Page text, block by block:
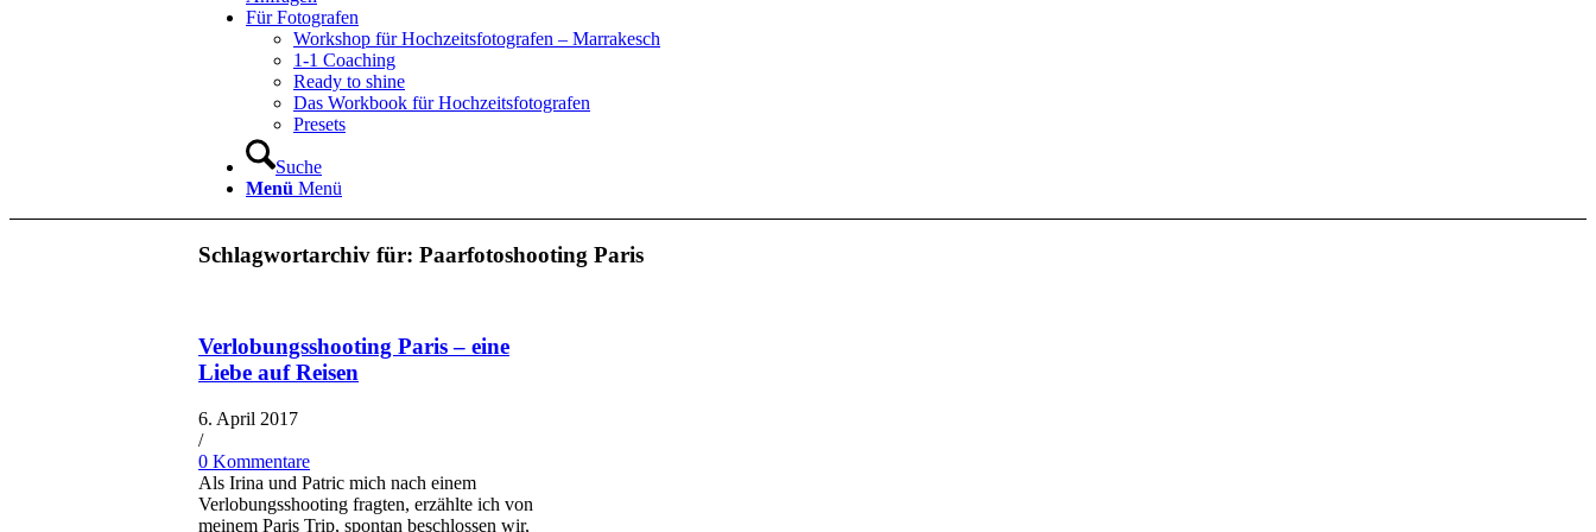
Für Fotografen
Workshop für Hochzeitsfotografen – Marrakesch
1-1 Coaching
Ready to shine
Das Workbook für Hochzeitsfotografen
Presets
Suche
Menü Menü
Schlagwortarchiv für: Paarfotoshooting Paris
Verlobungsshooting Paris – eine
Liebe auf Reisen
6. April 2017
/
0 Kommentare
Als Irina und Patric mich nach einem
Verlobungsshooting fragten, erzählte ich von
meinem Paris Trip, spontan beschlossen wir,